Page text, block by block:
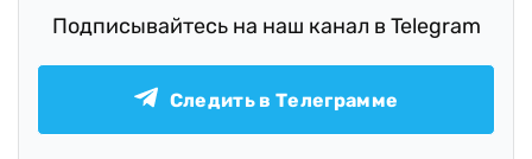
Подписывайтесь на наш канал в Telegram
Следить в Телеграмме